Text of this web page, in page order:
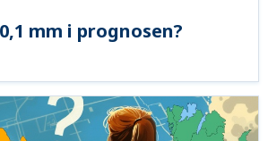
mm i prognosen?